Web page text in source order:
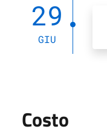
29
GIU
Costo